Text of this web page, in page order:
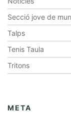
Secció jove de
Talps
Tenis Taula
Tritons
META